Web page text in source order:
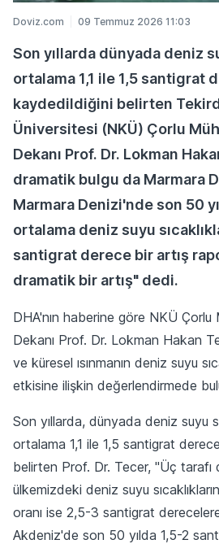
Doviz.com 09 Temmuz 2026 11:03
Son yıllarda dünyada deniz
ortalama 1,1 ile 1,5 santigrat
kaydedildiğini belirten
Üniversitesi (NKÜ) Çorlu
Dekanı Prof. Dr. Lokman
dramatik bulgu da Marmara
Marmara Denizi'nde son 50
ortalama deniz suyu
santigrat derece bir artış
dramatik bir artış" dedi.
DHA'nın haberine göre NKÜ
Dekanı Prof. Dr. Lokman Hakan
ve küresel ısınmanın deniz suyu
etkisine ilişkin değerlendirmede
Son yıllarda, dünyada deniz suyu
ortalama 1,1 ile 1,5 santigrat
belirten Prof. Dr. Tecer, "Üç tarafı
ülkemizdeki deniz suyu
oranı ise 2,5-3 santigrat
Akdeniz'de son 50 yılda 1,5-2